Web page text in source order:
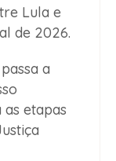
Lula e
de 2026.
a
etapas